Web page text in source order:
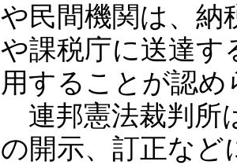
や民間機関は、納
や課税庁に送達す
用することが認め
連邦憲法裁判所
の開示、訂正など